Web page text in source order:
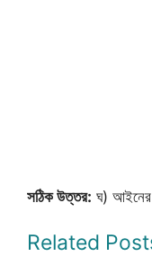
সঠিক উত্তর: ঘ)
Related